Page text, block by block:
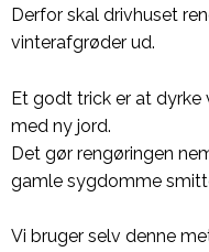
Derfor skal drivhuset
vinterafgrøder ud.
Et godt trick er at dyrke
med ny jord.
Det gør rengøringen
gamle sygdomme
Vi bruger selv denne